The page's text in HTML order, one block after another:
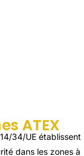
ATEX
34/UE établissent
dans les zones à